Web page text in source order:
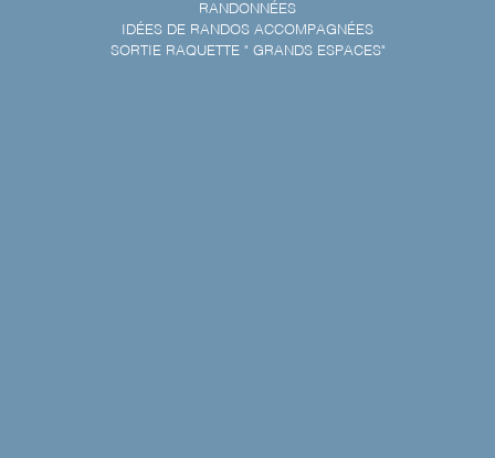
RANDONNÉES
IDÉES DE RANDOS ACCOMPAGNÉES
SORTIE RAQUETTE " GRANDS ESPACES"